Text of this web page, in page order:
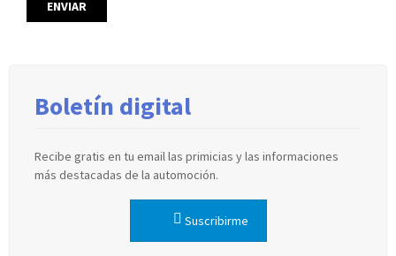
Boletín digital
Recibe gratis en tu email las primicias y las informaciones
más destacadas de la automoción.
Suscribirme